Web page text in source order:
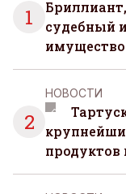
1
судебный
2
НОВОСТИ
продуктов